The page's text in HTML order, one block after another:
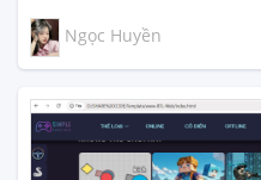
Ngọc Huyền